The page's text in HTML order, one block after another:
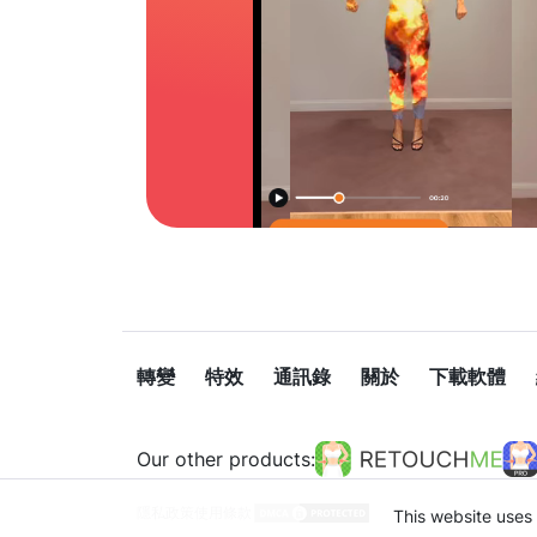
轉變 特效 通訊錄 關於 下載軟體
Our other products:
This website